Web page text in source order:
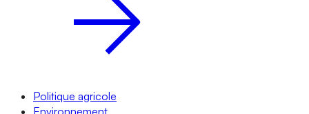
Politique agricole
Environnement